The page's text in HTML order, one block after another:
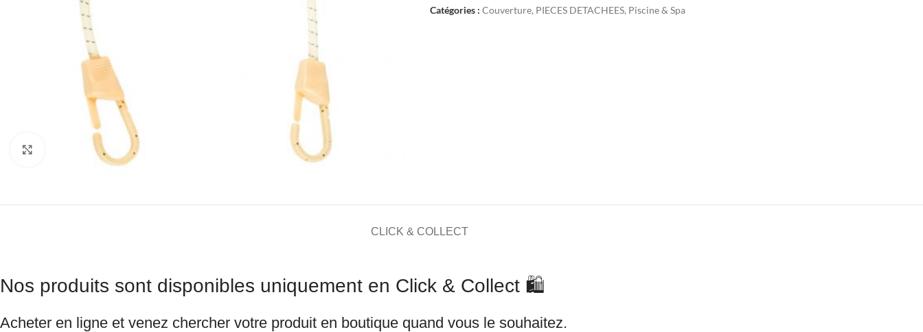
Catégories : Couverture, PIECES DETACHEES, Piscine & Spa
CLICK & COLLECT
Nos produits sont disponibles uniquement en Click & Collect 🛍️
Acheter en ligne et venez chercher votre produit en boutique quand vous le souhaitez.